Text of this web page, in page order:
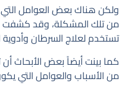
ولكن هناك بعض العوامل التي
من تلك المشكلة، وقد كشفت بعض
تستخدم لعلاج السرطان
كما بينت أيضاً بعض الأبحاث
من الأسباب والعوامل التي